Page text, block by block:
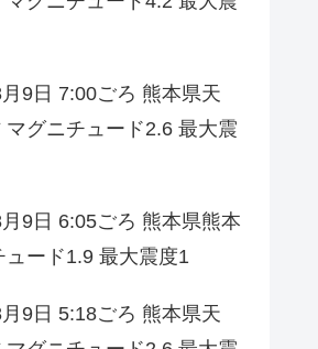
9日 7:00ごろ 熊本県天
グニチュード2.6 最大震
9日 6:05ごろ 熊本県熊本
ュード1.9 最大震度1
9日 5:18ごろ 熊本県天